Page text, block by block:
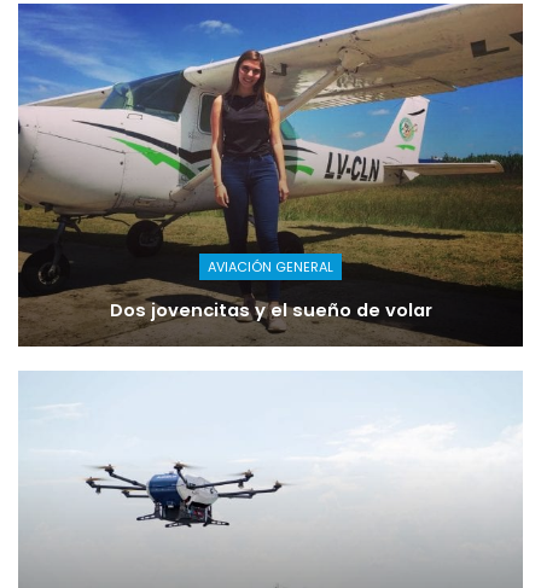
AVIACIÓN GENERAL
Dos jovencitas y el sueño de volar